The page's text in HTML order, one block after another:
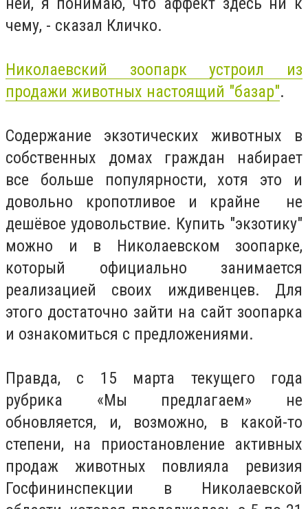
чему, - сказал Кличко.
Николаевский зоопарк устроил из
продажи животных настоящий "базар".
Содержание экзотических животных в
собственных домах граждан набирает
все больше популярности, хотя это и
довольно кропотливое и крайне не
дешёвое удовольствие. Купить "экзотику"
можно и в Николаевском зоопарке,
который официально занимается
реализацией своих иждивенцев. Для
этого достаточно зайти на сайт зоопарка
и ознакомиться с предложениями.
Правда, с 15 марта текущего года
рубрика «Мы предлагаем» не
обновляется, и, возможно, в какой-то
степени, на приостановление активных
продаж животных повлияла ревизия
Госфининспекции в Николаевской